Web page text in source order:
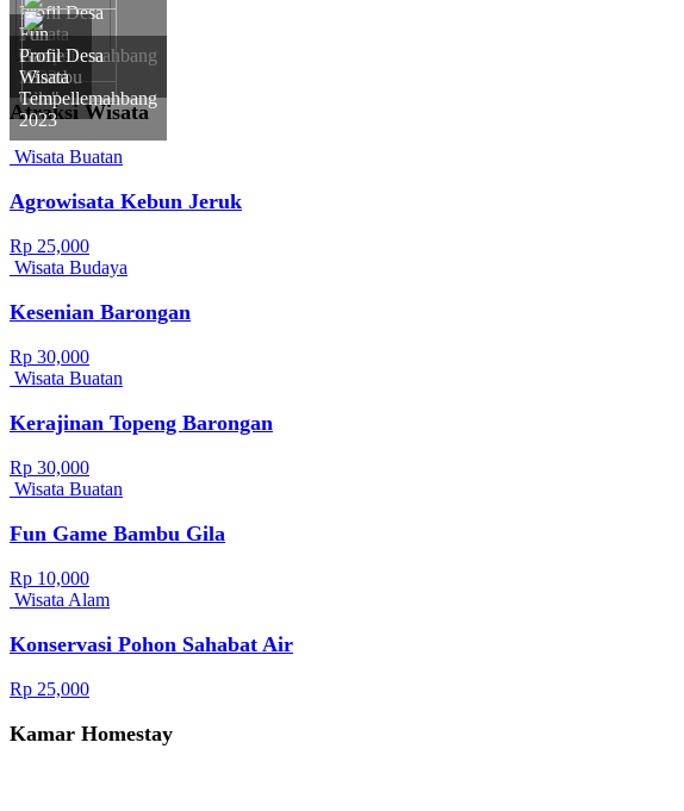
Profil Desa
Wisata
Tempellemahbang
2022
Fun
Game
"Bambu
Gila"
Profil Desa
Wisata
Tempellemahbang
2023
Atraksi Wisata
Wisata Buatan
Agrowisata Kebun Jeruk
Rp 25,000
Wisata Budaya
Kesenian Barongan
Rp 30,000
Wisata Buatan
Kerajinan Topeng Barongan
Rp 30,000
Wisata Buatan
Fun Game Bambu Gila
Rp 10,000
Wisata Alam
Konservasi Pohon Sahabat Air
Rp 25,000
Kamar Homestay